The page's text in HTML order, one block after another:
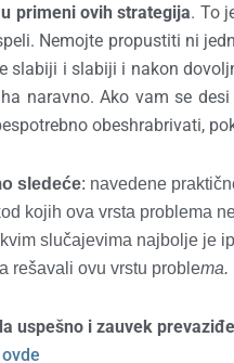
primeni ovih strategija. To
Nemojte propustiti ni
slabiji i slabiji i nakon
naravno. Ako vam se
obeshrabrivati,
sledeće: navedene
kojih ova vrsta problema
slučajevima najbolje je
rešavali ovu vrstu problema.
uspešno i zauvek
ovde